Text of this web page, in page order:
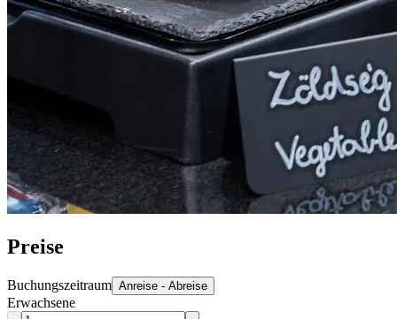
Preise
Buchungszeitraum Anreise - Abreise
Erwachsene